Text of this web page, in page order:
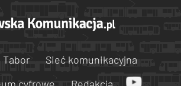
Tabor
Sieć komunikacyjna